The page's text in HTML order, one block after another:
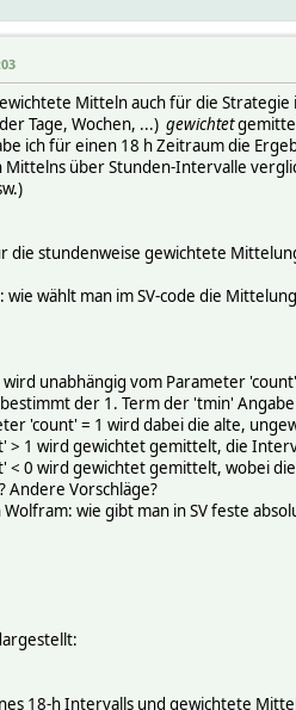
Mitteln auch für die
Tage, Wochen, ...) gewichtet
ich für einen 18 h Zeitraum die
über Stunden-Intervalle
die stundenweise gewichtete
wählt man im SV-code die
unabhängig vom Parameter
der 1. Term der 'tmin'
'count' = 1 wird dabei die alte,
> 1 wird gewichtet gemittelt, die
< 0 wird gewichtet gemittelt, wobei
Andere Vorschläge?
Wolfram: wie gibt man in SV feste
18-h Intervalls und gewichtete